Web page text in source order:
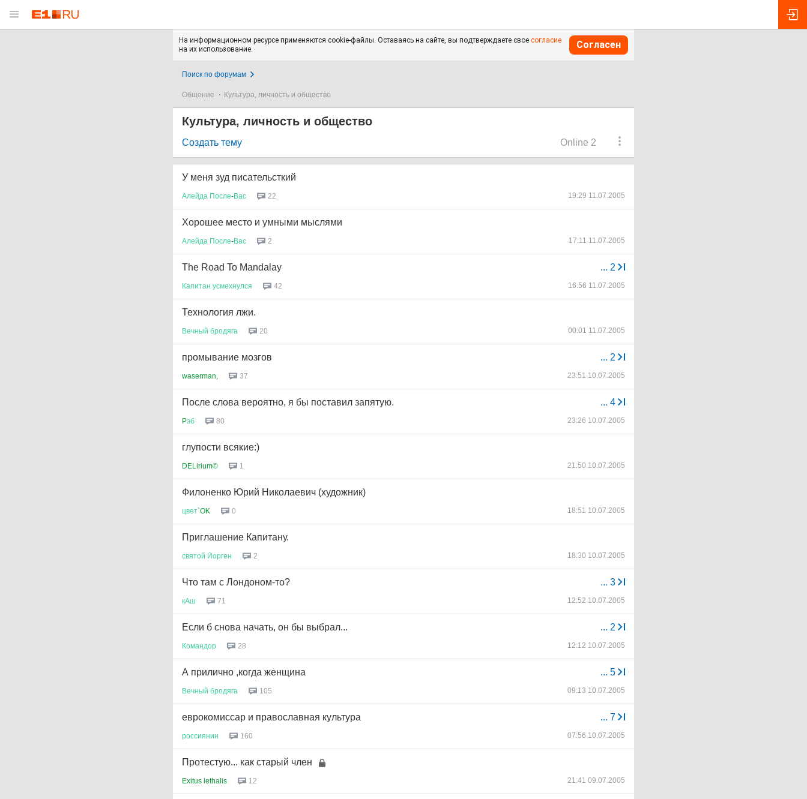
На информационном ресурсе применяются cookie-файлы. Оставаясь на сайте, вы подтверждаете свое согласие
на их использование.
Согласен
Поиск по форумам
Общение Культура, личность и общество
Культура, личность и общество
Online 2
Создать тему
У меня зуд писательсткий
Алейда После-Вас 22 19:29 11.07.2005
Хорошее место и умными мыслями
Алейда После-Вас 2 17:11 11.07.2005
... 2
The Road To Mandalay
Капитан усмехнулся 42 16:56 11.07.2005
Технология лжи.
Вечный бродяга 20 00:01 11.07.2005
... 2
промывание мозгов
waserman, 37 23:51 10.07.2005
... 4
После слова вероятно, я бы поставил запятую.
Pэб 80 23:26 10.07.2005
глупости всякие:)
DELirium© 1 21:50 10.07.2005
Филоненко Юрий Николаевич (художник)
цвет`OK 0 18:51 10.07.2005
Приглашение Капитану.
святой Йорген 2 18:30 10.07.2005
... 3
Что там с Лондоном-то?
кАш 71 12:52 10.07.2005
... 2
Если б снова начать, он бы выбрал...
Командор 28 12:12 10.07.2005
... 5
А прилично ,когда женщина
Вечный бродяга 105 09:13 10.07.2005
... 7
еврокомиссар и православная культура
россиянин 160 07:56 10.07.2005
Протестую... как старый член
Exitus lethalis 12 21:41 09.07.2005